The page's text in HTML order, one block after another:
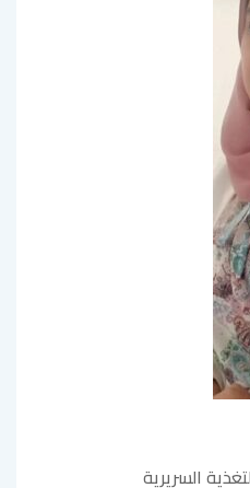
السريرية